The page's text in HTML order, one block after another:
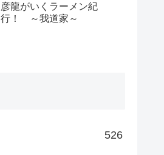
彦龍がいくラーメン紀
行！ ～我道家～
526